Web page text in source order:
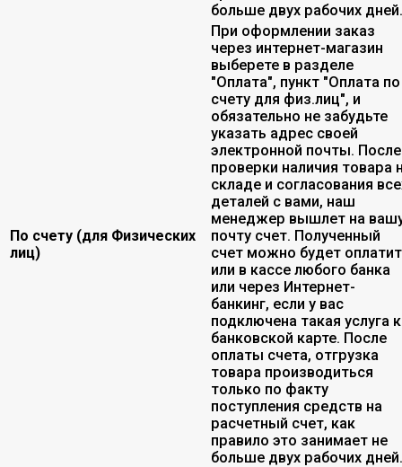
больше двух рабочих дней.
По счету (для Физических
лиц)
При оформлении заказ
через интернет-магазин
выберете в разделе
"Оплата", пункт "Оплата по
счету для физ.лиц", и
обязательно не забудьте
указать адрес своей
электронной почты. После
проверки наличия товара
складе и согласования
деталей с вами, наш
менеджер вышлет на
почту счет. Полученный
счет можно будет
или в кассе любого банка
или через Интернет-
банкинг, если у вас
подключена такая услуга к
банковской карте. После
оплаты счета, отгрузка
товара производиться
только по факту
поступления средств на
расчетный счет, как
правило это занимает не
больше двух рабочих дней.